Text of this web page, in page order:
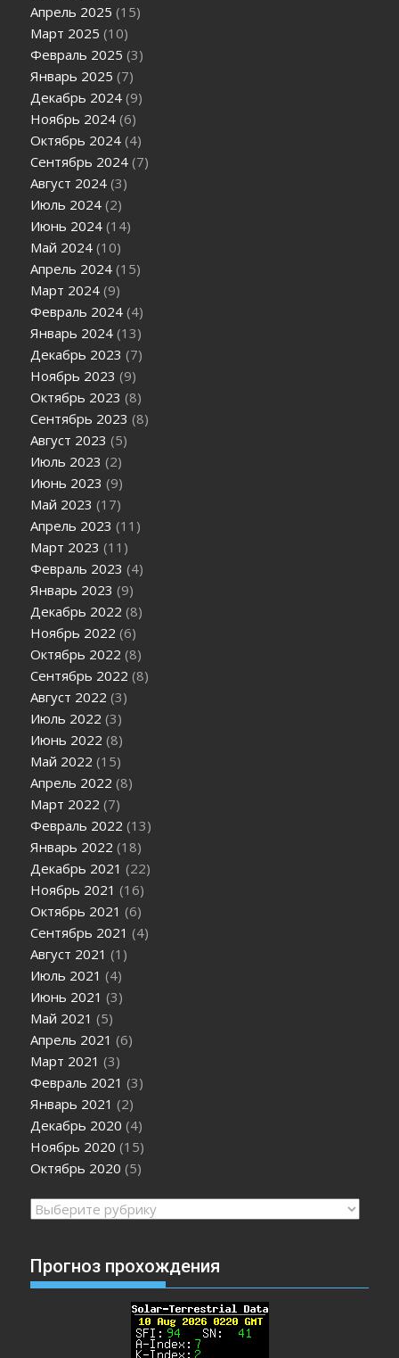
Апрель 2025 (15)
Март 2025 (10)
Февраль 2025 (3)
Январь 2025 (7)
Декабрь 2024 (9)
Ноябрь 2024 (6)
Октябрь 2024 (4)
Сентябрь 2024 (7)
Август 2024 (3)
Июль 2024 (2)
Июнь 2024 (14)
Май 2024 (10)
Апрель 2024 (15)
Март 2024 (9)
Февраль 2024 (4)
Январь 2024 (13)
Декабрь 2023 (7)
Ноябрь 2023 (9)
Октябрь 2023 (8)
Сентябрь 2023 (8)
Август 2023 (5)
Июль 2023 (2)
Июнь 2023 (9)
Май 2023 (17)
Апрель 2023 (11)
Март 2023 (11)
Февраль 2023 (4)
Январь 2023 (9)
Декабрь 2022 (8)
Ноябрь 2022 (6)
Октябрь 2022 (8)
Сентябрь 2022 (8)
Август 2022 (3)
Июль 2022 (3)
Июнь 2022 (8)
Май 2022 (15)
Апрель 2022 (8)
Март 2022 (7)
Февраль 2022 (13)
Январь 2022 (18)
Декабрь 2021 (22)
Ноябрь 2021 (16)
Октябрь 2021 (6)
Сентябрь 2021 (4)
Август 2021 (1)
Июль 2021 (4)
Июнь 2021 (3)
Май 2021 (5)
Апрель 2021 (6)
Март 2021 (3)
Февраль 2021 (3)
Январь 2021 (2)
Декабрь 2020 (4)
Ноябрь 2020 (15)
Октябрь 2020 (5)
Рубрики
Прогноз прохождения